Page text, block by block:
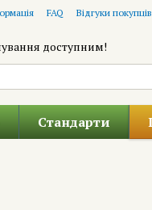
FAQ Відгуки покупців
доступним!
Стандарти